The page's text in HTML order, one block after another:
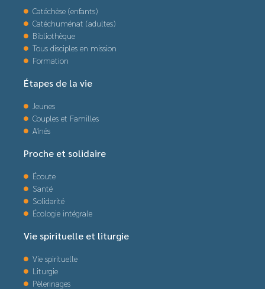
Catéchèse (enfants)
Catéchuménat (adultes)
Bibliothèque
Tous disciples en mission
Formation
Étapes de la vie
Jeunes
Couples et Familles
Aînés
Proche et solidaire
Écoute
Santé
Solidarité
Écologie intégrale
Vie spirituelle et liturgie
Vie spirituelle
Liturgie
Pèlerinages